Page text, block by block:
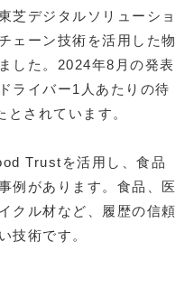
芝デジタルソリューショ
ェーン技術を活用した物
した。2024年8月の発表
ライバー1人あたりの待
されています。
Trustを活用し、食品
例があります。食品、医
クル材など、履歴の信頼
技術です。